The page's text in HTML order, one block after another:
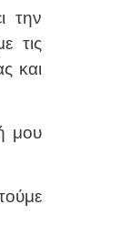
την
τις
και
μου